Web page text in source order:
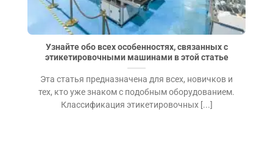
Узнайте обо всех особенностях, связанных с
этикетировочными машинами в этой статье
Эта статья предназначена для всех, новичков и
тех, кто уже знаком с подобным оборудованием.
Классификация этикетировочных [...]